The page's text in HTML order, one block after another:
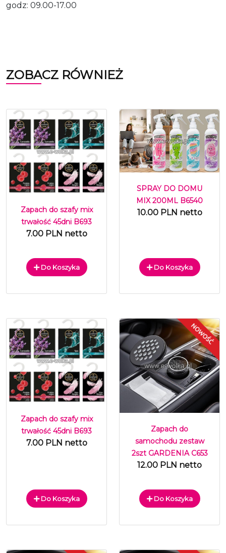
godz: 09.00-17.00
ZOBACZ RÓWNIEŻ
Zapach do szafy mix
trwałość 45dni B693
7.00 PLN netto
Do Koszyka
SPRAY DO DOMU
MIX 200ML B6540
10.00 PLN netto
Do Koszyka
Zapach do szafy mix
trwałość 45dni B693
7.00 PLN netto
Do Koszyka
Zapach do
samochodu zestaw
2szt GARDENIA C653
12.00 PLN netto
Do Koszyka